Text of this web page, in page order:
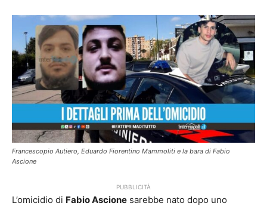
Francescopio Autiero, Eduardo Fiorentino Mammoliti e la bara di Fabio
Ascione
PUBBLICITÀ
L’omicidio di Fabio Ascione sarebbe nato dopo uno